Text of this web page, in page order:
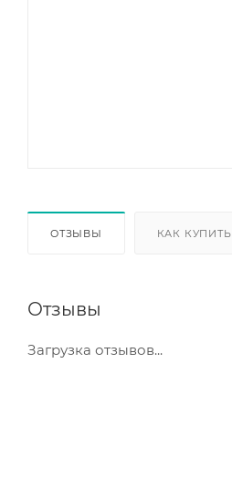
ОТЗЫВЫ КАК КУПИТЬ
Отзывы
Загрузка отзывов...